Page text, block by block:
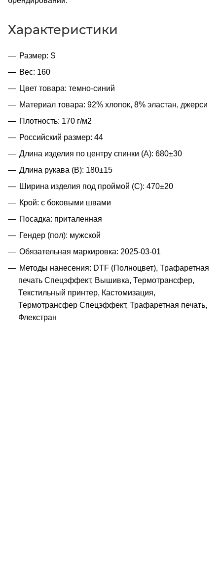
Характеристики
Размер: S
Вес: 160
Цвет товара: темно-синий
Материал товара: 92% хлопок, 8% эластан, джерси
Плотность: 170 г/м2
Российский размер: 44
Длина изделия по центру спинки (A): 680±30
Длина рукава (B): 180±15
Ширина изделия под проймой (С): 470±20
Крой: с боковыми швами
Посадка: приталенная
Гендер (пол): мужской
Обязательная маркировка: 2025-03-01
Методы нанесения: DTF (Полноцвет), Трафаретная
печать Спецэффект, Вышивка, Термотрансфер,
Текстильный принтер, Кастомизация,
Термотрансфер Спецэффект, Трафаретная печать,
Флекстран